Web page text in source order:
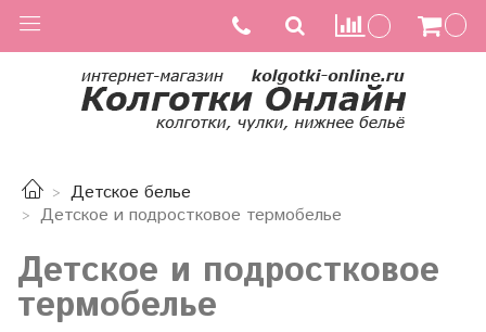
Детское белье
Детское и подростковое термобелье
Детское и подростковое
термобелье